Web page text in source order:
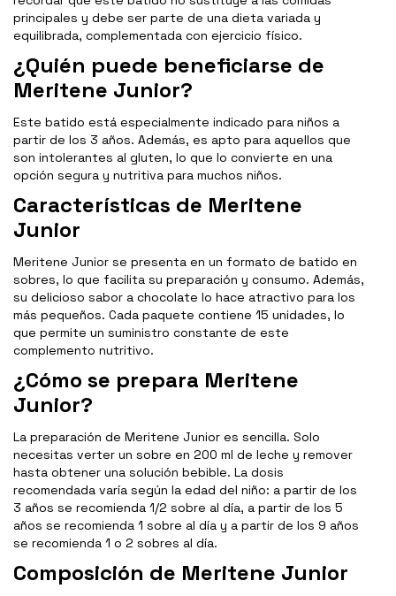
principales y debe ser parte de una dieta variada y
equilibrada, complementada con ejercicio físico.
¿Quién puede beneficiarse de
Meritene Junior?
Este batido está especialmente indicado para niños a
partir de los 3 años. Además, es apto para aquellos que
son intolerantes al gluten, lo que lo convierte en una
opción segura y nutritiva para muchos niños.
Características de Meritene
Junior
Meritene Junior se presenta en un formato de batido en
sobres, lo que facilita su preparación y consumo. Además,
su delicioso sabor a chocolate lo hace atractivo para los
más pequeños. Cada paquete contiene 15 unidades, lo
que permite un suministro constante de este
complemento nutritivo.
¿Cómo se prepara Meritene
Junior?
La preparación de Meritene Junior es sencilla. Solo
necesitas verter un sobre en 200 ml de leche y remover
hasta obtener una solución bebible. La dosis
recomendada varía según la edad del niño: a partir de los
3 años se recomienda 1/2 sobre al día, a partir de los 5
años se recomienda 1 sobre al día y a partir de los 9 años
se recomienda 1 o 2 sobres al día.
Composición de Meritene Junior